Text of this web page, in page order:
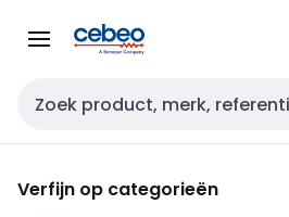
naar
naar
Zoekveld invoer
Verfijn op categorieën